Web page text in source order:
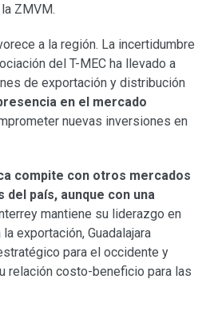
ZMVM.
a la región. La incertidumbre
del T-MEC ha llevado a
de exportación y distribución
en el mercado
nuevas inversiones en
compite con otros mercados
país, aunque con una
mantiene su liderazgo en
exportación, Guadalajara
para el occidente y
relación costo-beneficio para las